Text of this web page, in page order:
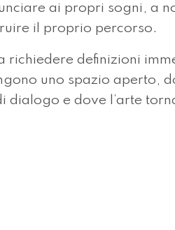
ai propri sogni, a
il proprio percorso.
richiedere definizioni
uno spazio aperto,
dialogo e dove l’arte